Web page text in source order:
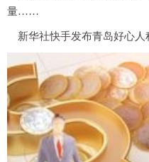
量……
新华社快手发布青岛好心人